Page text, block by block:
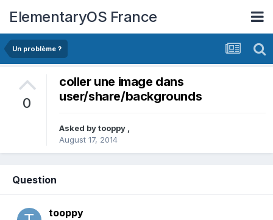
ElementaryOS France
Un problème ?
0
coller une image dans
user/share/backgrounds
Asked bytooppy ,
August 17, 2014
Question
tooppy